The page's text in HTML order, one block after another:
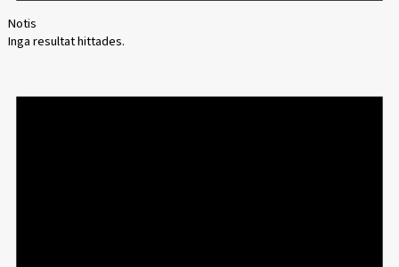
Notis
Inga resultat hittades.